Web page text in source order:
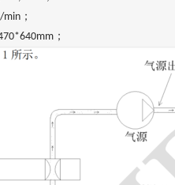
min ；
；